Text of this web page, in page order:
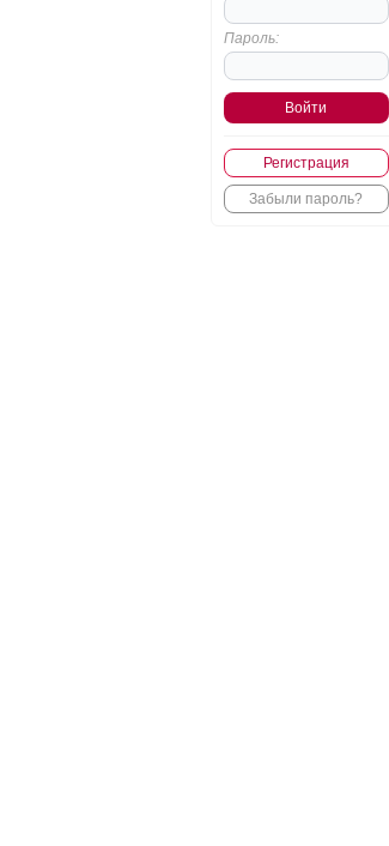
Пароль:
Регистрация
Забыли пароль?